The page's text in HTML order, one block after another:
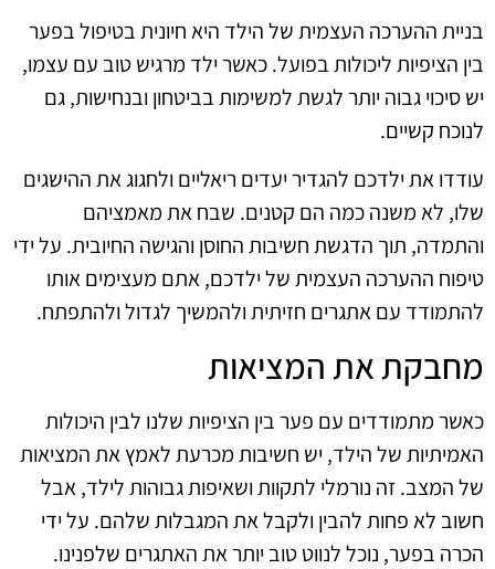
בניית ההערכה העצמית של הילד היא חיונית בטיפול בפער
בין הציפיות ליכולות בפועל. כאשר ילד מרגיש טוב עם עצמו,
יש סיכוי גבוה יותר לגשת למשימות בביטחון ובנחישות, גם
לנוכח קשיים.
עודדו את ילדכם להגדיר יעדים ריאליים ולחגוג את ההישגים
שלו, לא משנה כמה הם קטנים. שבח את מאמציהם
והתמדה, תוך הדגשת חשיבות החוסן והגישה החיובית. על ידי
טיפוח ההערכה העצמית של ילדכם, אתם מעצימים אותו
להתמודד עם אתגרים חזיתית ולהמשיך לגדול ולהתפתח.
מחבקת את המציאות
כאשר מתמודדים עם פער בין הציפיות שלנו לבין היכולות
האמיתיות של הילד, יש חשיבות מכרעת לאמץ את המציאות
של המצב. זה נורמלי לתקוות ושאיפות גבוהות לילד, אבל
חשוב לא פחות להבין ולקבל את המגבלות שלהם. על ידי
הכרה בפער, נוכל לנווט טוב יותר את האתגרים שלפנינו.